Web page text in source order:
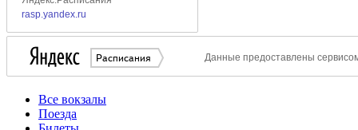
Все вокзалы
Поезда